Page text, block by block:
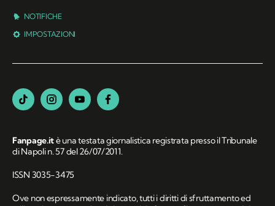
NOTIFICHE
IMPOSTAZIONI
Fanpage.itè una testata giornalistica registrata presso il Tribunale
di Napoli n. 57 del 26/07/2011.
ISSN 3035-3475
Ove non espressamente indicato, tutti i diritti di sfruttamento ed